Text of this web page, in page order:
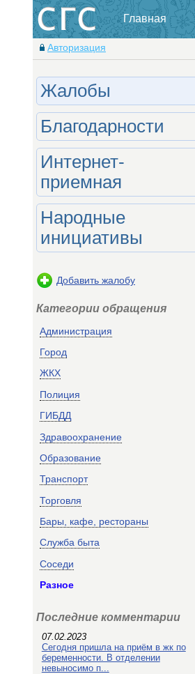
Главная
Авторизация
Жалобы
Благодарности
Интернет-
приемная
Народные
инициативы
Добавить жалобу
Категории обращения
Администрация
Город
ЖКХ
Полиция
ГИБДД
Здравоохранение
Образование
Транспорт
Торговля
Бары, кафе, рестораны
Служба быта
Соседи
Разное
Последние комментарии
07.02.2023
Сегодня пришла на приём в жк по
беременности. В отделении
невыносимо п...